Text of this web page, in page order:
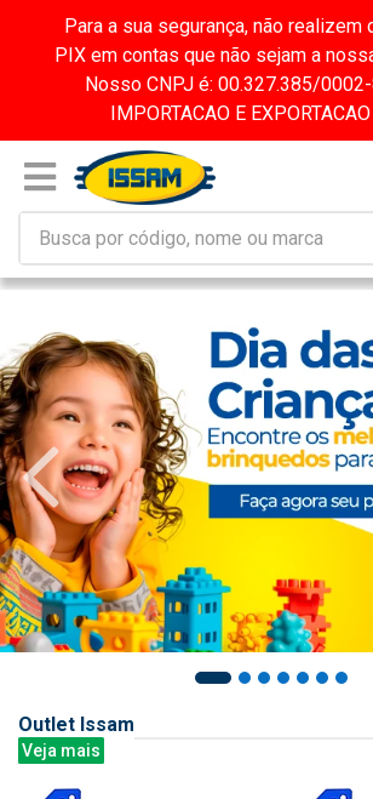
Para a sua segurança, não
PIX em contas que não sejam a
Nosso CNPJ é: 00.327.385/
IMPORTACAO E
Outlet Issam
Veja mais